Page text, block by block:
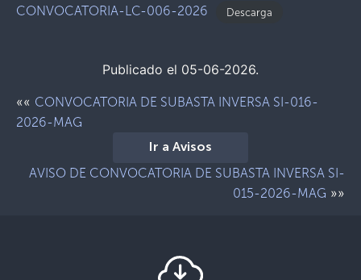
CONVOCATORIA-LC-006-2026 Descarga
Publicado el 05-06-2026.
«« CONVOCATORIA DE SUBASTA INVERSA SI-016-
2026-MAG
Ir a Avisos
AVISO DE CONVOCATORIA DE SUBASTA INVERSA SI-
015-2026-MAG »»